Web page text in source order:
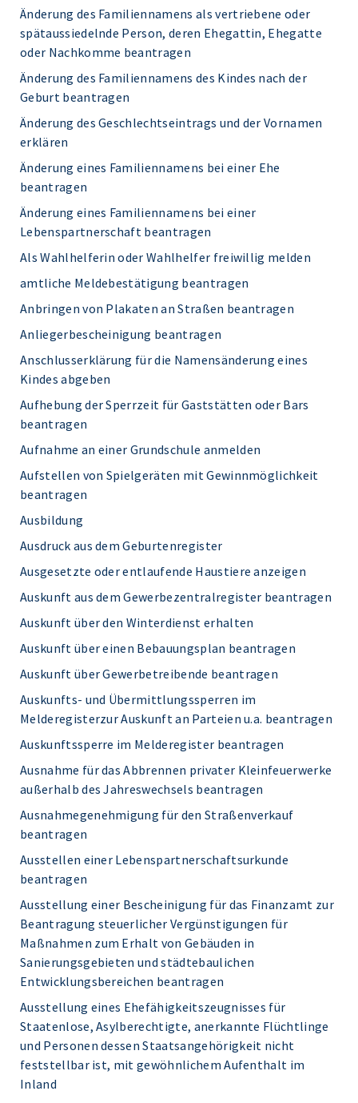
Änderung des Familiennamens als vertriebene oder
spätaussiedelnde Person, deren Ehegattin, Ehegatte
oder Nachkomme beantragen
Änderung des Familiennamens des Kindes nach der
Geburt beantragen
Änderung des Geschlechtseintrags und der Vornamen
erklären
Änderung eines Familiennamens bei einer Ehe
beantragen
Änderung eines Familiennamens bei einer
Lebenspartnerschaft beantragen
Als Wahlhelferin oder Wahlhelfer freiwillig melden
amtliche Meldebestätigung beantragen
Anbringen von Plakaten an Straßen beantragen
Anliegerbescheinigung beantragen
Anschlusserklärung für die Namensänderung eines
Kindes abgeben
Aufhebung der Sperrzeit für Gaststätten oder Bars
beantragen
Aufnahme an einer Grundschule anmelden
Aufstellen von Spielgeräten mit Gewinnmöglichkeit
beantragen
Ausbildung
Ausdruck aus dem Geburtenregister
Ausgesetzte oder entlaufende Haustiere anzeigen
Auskunft aus dem Gewerbezentralregister beantragen
Auskunft über den Winterdienst erhalten
Auskunft über einen Bebauungsplan beantragen
Auskunft über Gewerbetreibende beantragen
Auskunfts- und Übermittlungssperren im
Melderegisterzur Auskunft an Parteien u.a. beantragen
Auskunftssperre im Melderegister beantragen
Ausnahme für das Abbrennen privater Kleinfeuerwerke
außerhalb des Jahreswechsels beantragen
Ausnahmegenehmigung für den Straßenverkauf
beantragen
Ausstellen einer Lebenspartnerschaftsurkunde
beantragen
Ausstellung einer Bescheinigung für das Finanzamt zur
Beantragung steuerlicher Vergünstigungen für
Maßnahmen zum Erhalt von Gebäuden in
Sanierungsgebieten und städtebaulichen
Entwicklungsbereichen beantragen
Ausstellung eines Ehefähigkeitszeugnisses für
Staatenlose, Asylberechtigte, anerkannte Flüchtlinge
und Personen dessen Staatsangehörigkeit nicht
feststellbar ist, mit gewöhnlichem Aufenthalt im
Inland